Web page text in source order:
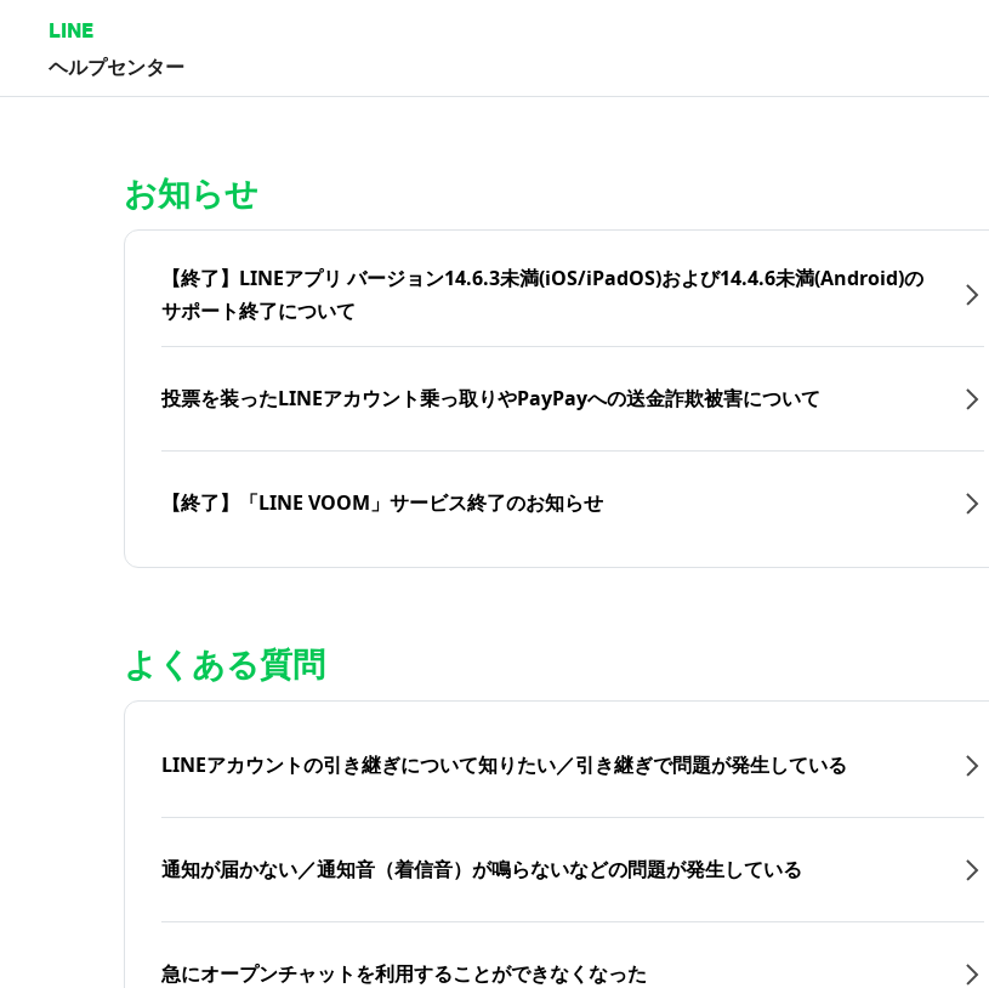
LINE
ヘルプセンター
お知らせ
【終了】LINEアプリ バージョン14.6.3未満(iOS/iPadOS)および14.4.6未満(Android)の
サポート終了について
投票を装ったLINEアカウント乗っ取りやPayPayへの送金詐欺被害について
【終了】「LINE VOOM」サービス終了のお知らせ
よくある質問
LINEアカウントの引き継ぎについて知りたい／引き継ぎで問題が発生している
通知が届かない／通知音（着信音）が鳴らないなどの問題が発生している
急にオープンチャットを利用することができなくなった